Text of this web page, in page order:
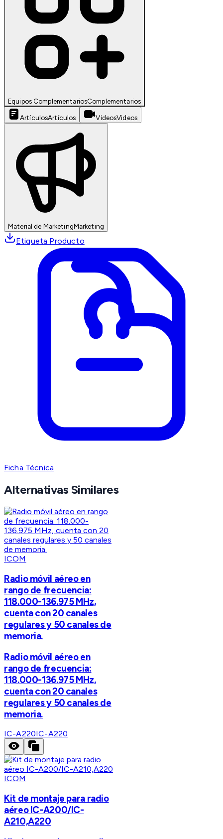
Equipos ComplementariosComplementarios
ArtículosArtículos VideosVideos
Material de MarketingMarketing
Etiqueta Producto
Ficha Técnica
Alternativas Similares
ICOM
Radio móvil aéreo en
rango de frecuencia:
118.000-136.975 MHz,
cuenta con 20 canales
regulares y 50 canales de
memoria.
Radio móvil aéreo en
rango de frecuencia:
118.000-136.975 MHz,
cuenta con 20 canales
regulares y 50 canales de
memoria.
IC-A220IC-A220
ICOM
Kit de montaje para radio
aéreo IC-A200/IC-
A210,A220